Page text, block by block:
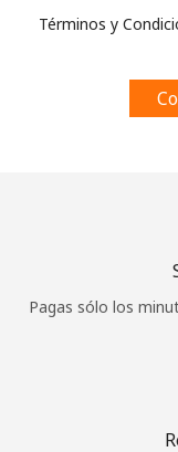
estosTérminos y
Términos y
Pagas sólo los